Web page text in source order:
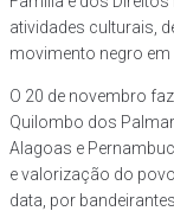
atividades culturais,
movimento negro em
O 20 de novembro
Quilombo dos
Alagoas e
e valorização do
data, por bandeirantes.